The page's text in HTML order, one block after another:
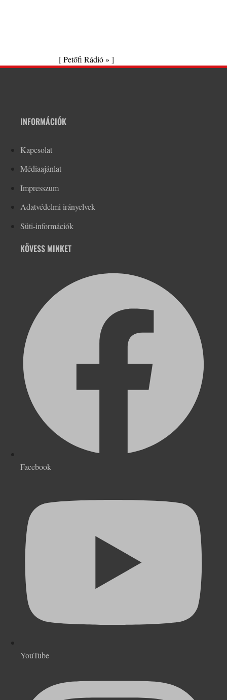
[Petőfi Rádió » ]
INFORMÁCIÓK
Kapcsolat
Médiaajánlat
Impresszum
Adatvédelmi irányelvek
Süti-információk
KÖVESS MINKET
Facebook
YouTube